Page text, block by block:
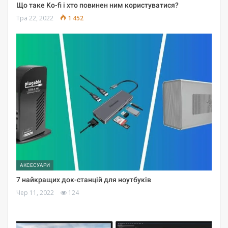
Що таке Ko-fi і хто повинен ним користуватися?
Тра 22, 2022 1 452
АКСЕСУАРИ
7 найкращих док-станцій для ноутбуків
Чер 11, 2022 124